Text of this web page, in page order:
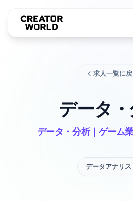
求人一覧に
データ
データ・分析｜ゲーム
データアナリス